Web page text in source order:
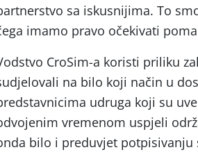
sa iskusnijima. To
imamo pravo očekivati
CroSim-a koristi priliku
na bilo koji način u
udruga koji su
vremenom uspjeli
bilo i preduvjet potpisivanju